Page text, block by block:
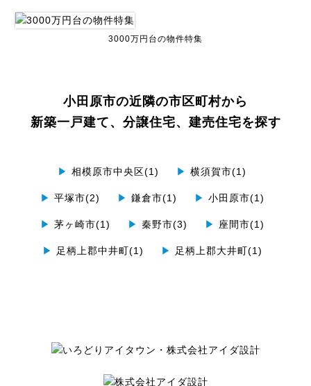
3000万円台の物件特集
小田原市の近隣の市区町村から
新築一戸建て、分譲住宅、建売住宅を探す
▶ 相模原市中央区(1) ▶ 横須賀市(1)
▶ 平塚市(2) ▶ 鎌倉市(1) ▶ 小田原市(1)
▶ 茅ヶ崎市(1) ▶ 秦野市(3) ▶ 座間市(1)
▶ 足柄上郡中井町(1) ▶ 足柄上郡大井町(1)